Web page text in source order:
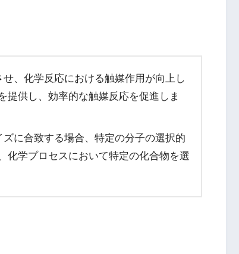
、化学反応における触媒作用が向上し
提供し、効率的な触媒反応を促進しま
に合致する場合、特定の分子の選択的
化学プロセスにおいて特定の化合物を選